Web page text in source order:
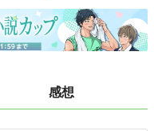
感想